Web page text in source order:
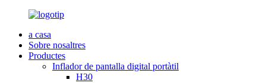
a casa
Sobre nosaltres
Productes
Inflador de pantalla digital portàtil
H30